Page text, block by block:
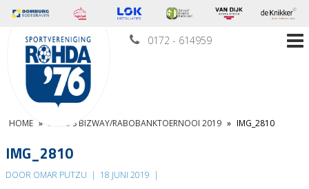
0172 - 614959
HOME » FOTO’S BIZWAY/RABOBANKTOERNOOI 2019 » IMG_2810
IMG_2810
DOOR OMAR PUTZU | 18 JUNI 2019 |